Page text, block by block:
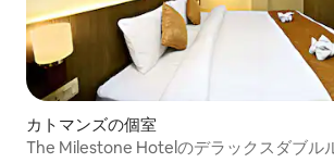
カトマンズの個室
The Milestone Hotelのデラックスダブル